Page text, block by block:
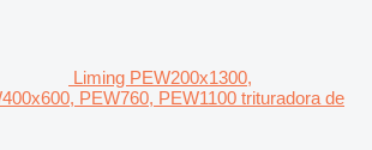
Liming PEW200x1300,
PEW760, PEW1100 trituradora de